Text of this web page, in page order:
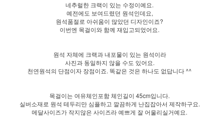
네추럴한 크랙이 있는 수정이예요.
예전에도 보여드렸던 원석인데요,
원석품절로 아쉬움이 많았던 디자인이죠?
이번엔 목걸이와 함께 재입고되었어요.
원석 자체에 크랙과 내포물이 있는 원석이라
사진과 동일하지 않을 수도 있어요.
천연원석의 단점이자 장점이죠. 똑같은 것은 하나도 없답니다 ^^
목걸이는 여유체인포함 체인길이 45cm입니다.
실버소재로 원석 테두리만 심플하고 깔끔하게 난집잡아서 제작하구요.
메달사이즈가 작지않은 사이즈라 예쁘게 잘 어울리실거예요.